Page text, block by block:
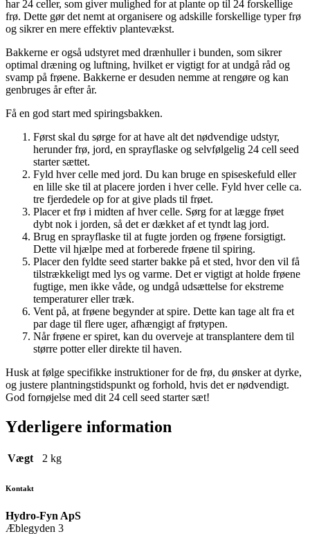
har 24 celler, som giver mulighed for at plante op til 24 forskellige
frø. Dette gør det nemt at organisere og adskille forskellige typer frø
og sikrer en mere effektiv plantevækst.
Bakkerne er også udstyret med drænhuller i bunden, som sikrer
optimal dræning og luftning, hvilket er vigtigt for at undgå råd og
svamp på frøene. Bakkerne er desuden nemme at rengøre og kan
genbruges år efter år.
Få en god start med spiringsbakken.
Først skal du sørge for at have alt det nødvendige udstyr,
herunder frø, jord, en sprayflaske og selvfølgelig 24 cell seed
starter sættet.
Fyld hver celle med jord. Du kan bruge en spiseskefuld eller
en lille ske til at placere jorden i hver celle. Fyld hver celle ca.
tre fjerdedele op for at give plads til frøet.
Placer et frø i midten af hver celle. Sørg for at lægge frøet
dybt nok i jorden, så det er dækket af et tyndt lag jord.
Brug en sprayflaske til at fugte jorden og frøene forsigtigt.
Dette vil hjælpe med at forberede frøene til spiring.
Placer den fyldte seed starter bakke på et sted, hvor den vil få
tilstrækkeligt med lys og varme. Det er vigtigt at holde frøene
fugtige, men ikke våde, og undgå udsættelse for ekstreme
temperaturer eller træk.
Vent på, at frøene begynder at spire. Dette kan tage alt fra et
par dage til flere uger, afhængigt af frøtypen.
Når frøene er spiret, kan du overveje at transplantere dem til
større potter eller direkte til haven.
Husk at følge specifikke instruktioner for de frø, du ønsker at dyrke,
og justere plantningstidspunkt og forhold, hvis det er nødvendigt.
God fornøjelse med dit 24 cell seed starter sæt!
Yderligere information
Vægt 2 kg
Kontakt
Hydro-Fyn ApS
Æblegyden 3